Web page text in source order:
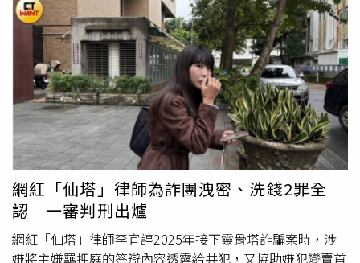
致電並傳訊息給情婦。警方在通聯紀錄發現最關鍵的證據，
納恩在案發後刪除了一條傳給情婦的神秘訊息，當被問及此
事時，他結巴稱「可能刪了一張照片」，卻無法合理解釋原
因。檢警強烈懷疑，納恩極可能拍攝了妻子的遺體照並傳給
情婦，因為對方隨後回覆了一個「瞪大雙眼」的驚恐表情符
號。目前全案偵查終結，檢方預計於7月23日再度傳喚納恩
出庭，以釐清更多案情細節。
所執行搜索。檢警依法查扣電子郵件、會議記錄、相關設備
機具、檢驗報告、出貨銷售資料、生產紀錄、進口報單、隨
身碟、多支行動電話等，並查封工廠內儲油槽及涉案不法所
則。檢察官帶回被告11人進行偵訊，包含中聯公司董事長蔡
清松、總經理余凌冲、陳姓廠長、品研課陳姓副課長，福壽
公司董座洪堯昆、總經理趙文強、顏姓協理、黃姓副理，福
懋公司董座吳星澄、總經理張志賓、泰山公司董座劉偉龍等
11人，並傳喚13名證人到案說明。經檢察官核對證據及證
人供述，認定認定被告11人均涉犯《食品安全衛生管理法》
第49條第1項、第2項等罪嫌重大；其中，中聯油脂總經理
余凌冲，遭檢方認定其有事實足認為有湮滅、偽造證據及勾
串共犯、證人之虞，有羈押之原因及必要，訊畢後於今日清
晨向法院聲押。中聯董事長蔡清松獲2000萬交保，福壽公
司董事長洪堯昆、泰山公司董事長劉偉龍各1000萬交保，
網紅「仙塔」律師為詐團洩密、洗錢2罪全
認 一審判刑出爐
網紅「仙塔」律師李宜諪2025年接下靈骨塔詐騙案時，涉
嫌將主嫌羈押庭的答辯內容透露給共犯，又協助嫌犯變賣首